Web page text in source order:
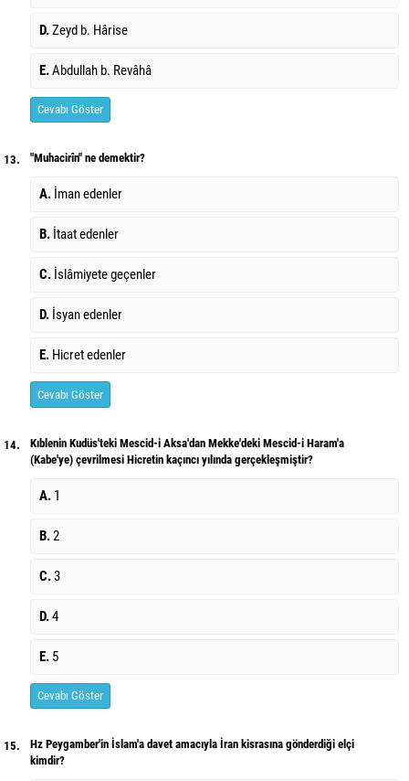
D.Zeyd b. Hârise
E.Abdullah b. Revâhâ
Cevabı Göster
13. "Muhacirîn" ne demektir?
A. İman edenler
B. İtaat edenler
C. İslâmiyete geçenler
D. İsyan edenler
E. Hicret edenler
Cevabı Göster
14.
Kıblenin Kudüs'teki Mescid-i Aksa'dan Mekke'deki Mescid-i Haram'a
(Kabe'ye) çevrilmesi Hicretin kaçıncı yılında gerçekleşmiştir?
A. 1
B.2
C.3
D.4
E. 5
Cevabı Göster
15.
Hz Peygamber'in İslam'a davet amacıyla İran kisrasına gönderdiği elçi
kimdir?